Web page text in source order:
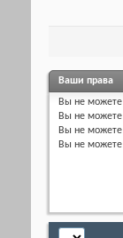
Ваши права
Вы не можете
Вы не можете
Вы не можете
Вы не можете